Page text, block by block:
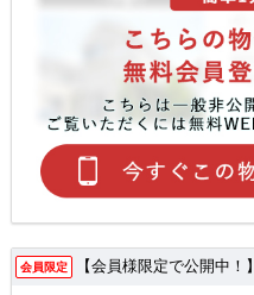
会員限定 【会員様限定で公開中！】